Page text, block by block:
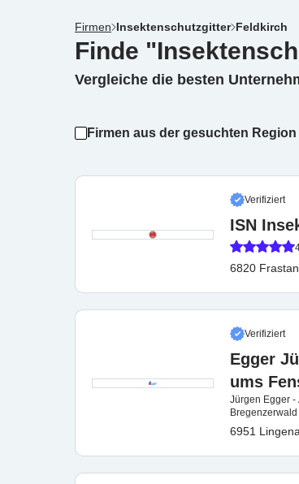
Firmen Insektenschutzgitter Feldkirch
Finde
Vergleiche die besten
Firmen aus der gesuchten
Verifiziert
ISN
6820
Verifiziert
Egger
ums
Jürgen Egger -
Bregenzerwald
6951